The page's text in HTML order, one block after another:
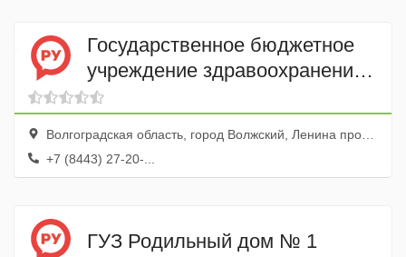
Государственное бюджетное
учреждение здравоохранения
Волгоградский областной
клинический центр
медицинской реабилитации,
Волжский филиал
Волгоградская область, город Волжский, Ленина проспект, 97
+7 (8443) 27-20-...
ГУЗ Родильный дом № 1